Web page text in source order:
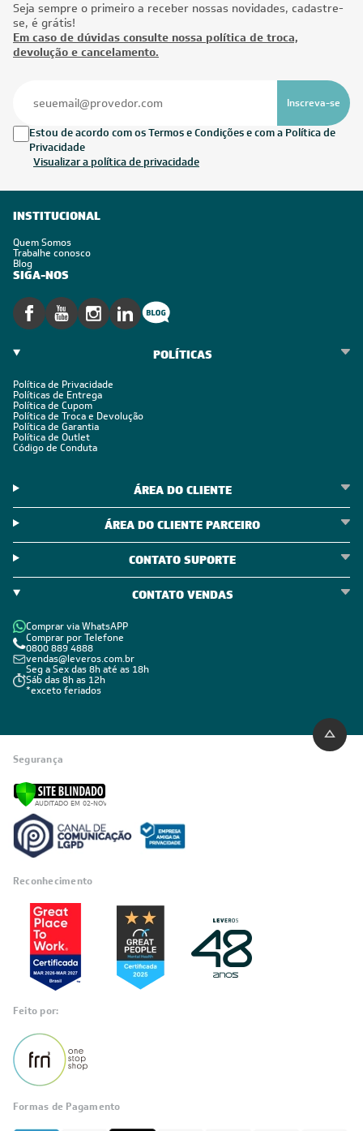
Seja sempre o primeiro a receber nossas novidades, cadastre-
se, é grátis!
Em caso de dúvidas consulte nossa política de troca,
devolução e cancelamento.
Inscreva-se
Estou de acordo com os Termos e Condições e com a Política de
Privacidade
Visualizar a política de privacidade
INSTITUCIONAL
Quem Somos
Trabalhe conosco
Blog
SIGA-NOS
POLÍTICAS
Política de Privacidade
Políticas de Entrega
Política de Cupom
Política de Troca e Devolução
Política de Garantia
Política de Outlet
Código de Conduta
ÁREA DO CLIENTE
ÁREA DO CLIENTE PARCEIRO
CONTATO SUPORTE
CONTATO VENDAS
Comprar via WhatsAPP
Comprar por Telefone
0800 889 4888
vendas@leveros.com.br
Seg a Sex das 8h até as 18h
Sáb das 8h as 12h
*exceto feriados
Segurança
Reconhecimento
Feito por:
Formas de Pagamento